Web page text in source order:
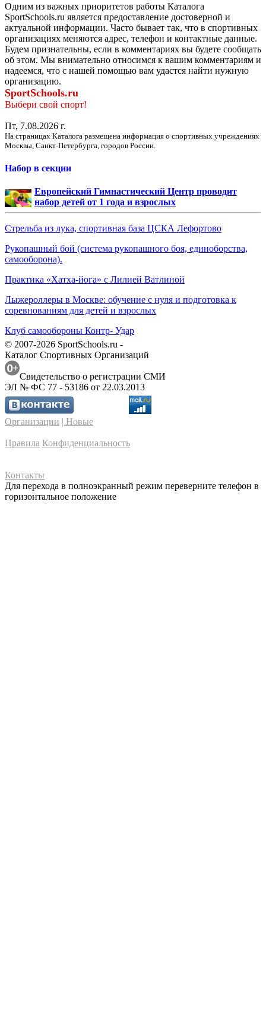
Одним из важных приоритетов работы Каталога
SportSchools.ru является предоставление достоверной и
актуальной информации. Часто бывает так, что в спортивных
организациях меняются адрес, телефон и контактные данные.
Будем признательны, если в комментариях вы будете сообщать
об этом. Мы внимательно относимся к вашим комментариям и
надеемся, что с нашей помощью вам удастся найти нужную
организацию.
SportSchools.ru
Выбери свой спорт!
Пт, 7.08.2026 г.
На страницах Каталога размещена информация о спортивных учреждениях
Москвы, Санкт-Петербурга, городов России.
Набор в секции
Европейский Гимнастический Центр проводит
набор детей от 1 года и взрослых
Стрельба из лука, спортивная база ЦСКА Лефортово
Рукопашный бой (система рукопашного боя, единоборства,
самооборона).
Практика «Хатха-йога» с Лилией Ватлиной
Лыжероллеры в Москве: обучение с нуля и подготовка к
соревнованиям для детей и взрослых
Клуб самообороны Контр- Удар
© 2007-2026 SportSchools.ru -
Каталог Спортивных Организаций
Свидетельство о регистрации СМИ
ЭЛ № ФС 77 - 53186 от 22.03.2013
Организации | Новые
Правила Конфиденциальность
Контакты
Для перехода в полноэкранный режим переверните телефон в
горизонтальное положение